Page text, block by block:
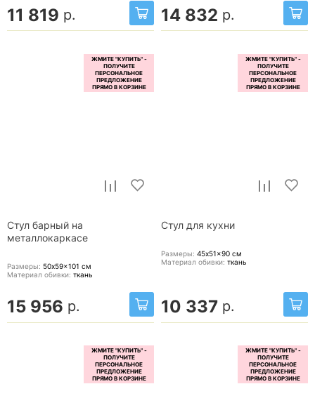
11 819 р. 14 832 р.
Стул барный на
металлокаркасе
Размеры: 50x59x101 см
Материал обивки: ткань
15 956 р.
Стул для кухни
Размеры: 45x51x90 см
Материал обивки: ткань
10 337 р.